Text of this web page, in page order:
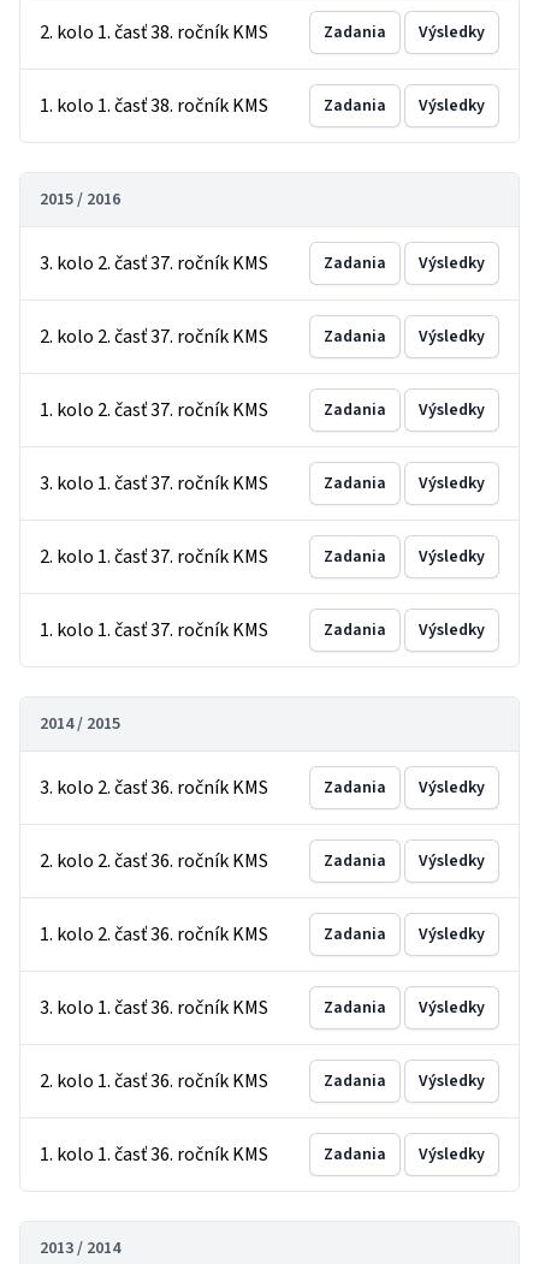
2. kolo 1. časť 38. ročník KMS Zadania Výsledky
1. kolo 1. časť 38. ročník KMS Zadania Výsledky
2015 / 2016
3. kolo 2. časť 37. ročník KMS Zadania Výsledky
2. kolo 2. časť 37. ročník KMS Zadania Výsledky
1. kolo 2. časť 37. ročník KMS Zadania Výsledky
3. kolo 1. časť 37. ročník KMS Zadania Výsledky
2. kolo 1. časť 37. ročník KMS Zadania Výsledky
1. kolo 1. časť 37. ročník KMS Zadania Výsledky
2014 / 2015
3. kolo 2. časť 36. ročník KMS Zadania Výsledky
2. kolo 2. časť 36. ročník KMS Zadania Výsledky
1. kolo 2. časť 36. ročník KMS Zadania Výsledky
3. kolo 1. časť 36. ročník KMS Zadania Výsledky
2. kolo 1. časť 36. ročník KMS Zadania Výsledky
1. kolo 1. časť 36. ročník KMS Zadania Výsledky
2013 / 2014